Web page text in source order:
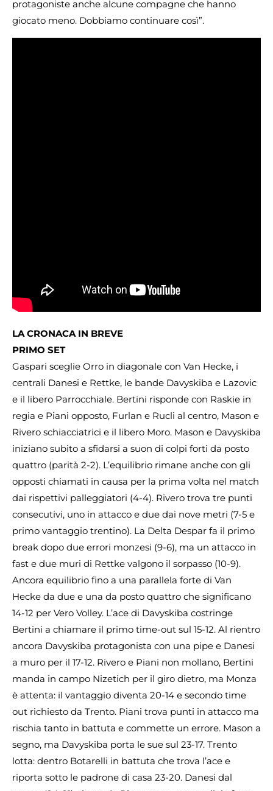
protagoniste anche alcune compagne che hanno
giocato meno. Dobbiamo continuare così”.
LA CRONACA IN BREVE
PRIMO SET
Gaspari sceglie Orro in diagonale con Van Hecke, i
centrali Danesi e Rettke, le bande Davyskiba e Lazovic
e il libero Parrocchiale. Bertini risponde con Raskie in
regia e Piani opposto, Furlan e Rucli al centro, Mason e
Rivero schiacciatrici e il libero Moro. Mason e Davyskiba
iniziano subito a sfidarsi a suon di colpi forti da posto
quattro (parità 2-2). L’equilibrio rimane anche con gli
opposti chiamati in causa per la prima volta nel match
dai rispettivi palleggiatori (4-4). Rivero trova tre punti
consecutivi, uno in attacco e due dai nove metri (7-5 e
primo vantaggio trentino). La Delta Despar fa il primo
break dopo due errori monzesi (9-6), ma un attacco in
fast e due muri di Rettke valgono il sorpasso (10-9).
Ancora equilibrio fino a una parallela forte di Van
Hecke da due e una da posto quattro che significano
14-12 per Vero Volley. L’ace di Davyskiba costringe
Bertini a chiamare il primo time-out sul 15-12. Al rientro
ancora Davyskiba protagonista con una pipe e Danesi
a muro per il 17-12. Rivero e Piani non mollano, Bertini
manda in campo Nizetich per il giro dietro, ma Monza
è attenta: il vantaggio diventa 20-14 e secondo time
out richiesto da Trento. Piani trova punti in attacco ma
rischia tanto in battuta e commette un errore. Mason a
segno, ma Davyskiba porta le sue sul 23-17. Trento
lotta: dentro Botarelli in battuta che trova l’ace e
riporta sotto le padrone di casa 23-20. Danesi dal